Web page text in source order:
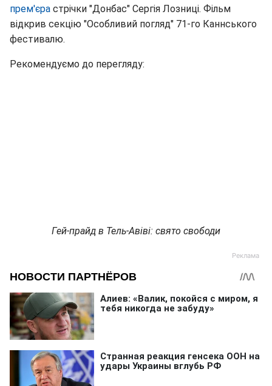
прем'єра стрічки "Донбас" Сергія Лозниці. Фільм
відкрив секцію "Особливий погляд" 71-го Каннського
фестивалю.
Рекомендуємо до перегляду:
Гей-прайд в Тель-Авіві: свято свободи